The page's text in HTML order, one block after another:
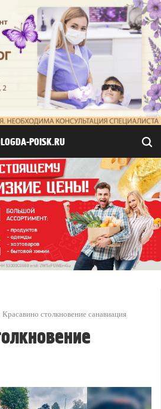
POISK.RU
Красавино столкновение санавиация